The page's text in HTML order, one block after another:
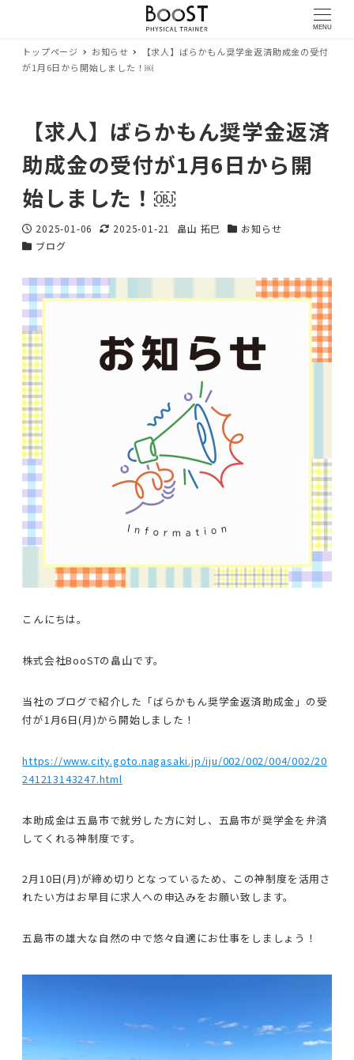
MENU
トップページ お知らせ
【求人】ばらかもん奨学金返済助成金の受付
が1月6日から開始しました！￼
【求人】ばらかもん奨学金返済
助成金の受付が1月6日から開
始しました！￼
投稿日
2025-01-06
更新日
2025-01-21
著
畠山 拓巳
カテゴリー
お知らせ
カテゴリー
ブログ
こんにちは。
株式会社BooSTの畠山です。
当社のブログで紹介した「ばらかもん奨学金返済助成金」の受
付が1月6日(月)から開始しました！
https://www.city.goto.nagasaki.jp/iju/002/002/004/002/20
241213143247.html
本助成金は五島市で就労した方に対し、五島市が奨学金を弁済
してくれる神制度です。
2月10日(月)が締め切りとなっているため、この神制度を活用さ
れたい方はお早目に求人への申込みをお願い致します。
五島市の雄大な自然の中で悠々自適にお仕事をしましょう！